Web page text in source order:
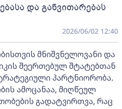
და განვითარებას
2026/06/02 12:40
მნიშვნელოვანი და
შეერთებულ შტატებთან
პარტნიორობა.
ამოცანაა, მიღწეულ
გადატვირთვა, რაც